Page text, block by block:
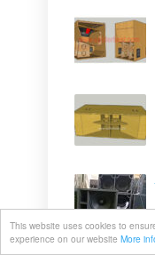
This website uses cookies to
experience on our website More